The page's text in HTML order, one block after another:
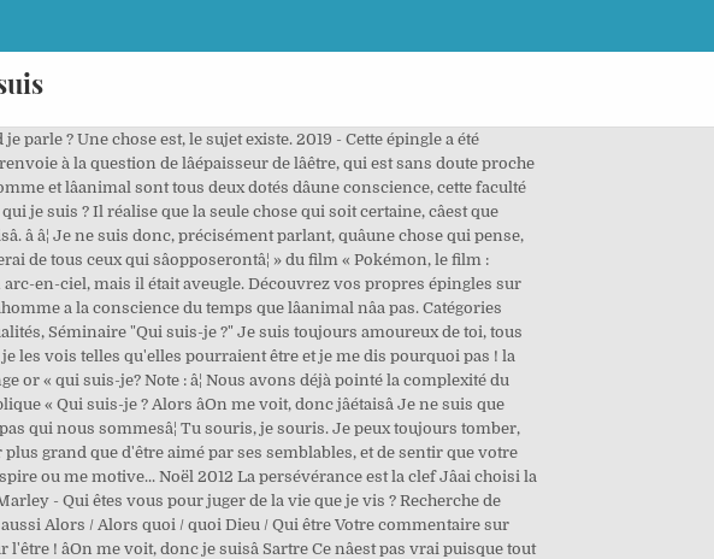
? Une chose est, le sujet existe. 2019 - Cette épingle a été
à la question de lâépaisseur de lâêtre, qui est sans doute proche
et lâanimal sont tous deux dotés dâune conscience, cette faculté
je suis ? Il réalise que la seule chose qui soit certaine, câest que
â â¦ Je ne suis donc, précisément parlant, quâune chose qui pense,
tous ceux qui sâopposerontâ¦ » du film « Pokémon, le film :
en-ciel, mais il était aveugle. Découvrez vos propres épingles sur
a la conscience du temps que lâanimal nâa pas. Catégories
Séminaire "Qui suis-je ?" Je suis toujours amoureux de toi, tous
les vois telles qu'elles pourraient être et je me dis pourquoi pas ! la
or « qui suis-je? Note : â¦ Nous avons déjà pointé la complexité du
« Qui suis-je ? Alors âOn me voit, donc jâétaisâ Je ne suis que
qui nous sommesâ¦ Tu souris, je souris. Je peux toujours tomber,
grand que d'être aimé par ses semblables, et de sentir que votre
ou me motive... Noël 2012 La persévérance est la clef Jâai choisi la
- Qui êtes vous pour juger de la vie que je vis ? Recherche de
Alors / Alors quoi / quoi Dieu / Qui être Votre commentaire sur
! âOn me voit, donc je suisâ Sartre Ce nâest pas vrai puisque tout